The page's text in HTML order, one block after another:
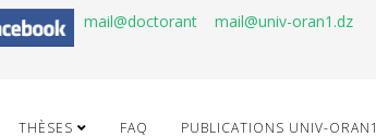
mail@doctorant mail@univ-oran1.dz
THÈSES FAQ PUBLICATIONS UNIV-ORAN1